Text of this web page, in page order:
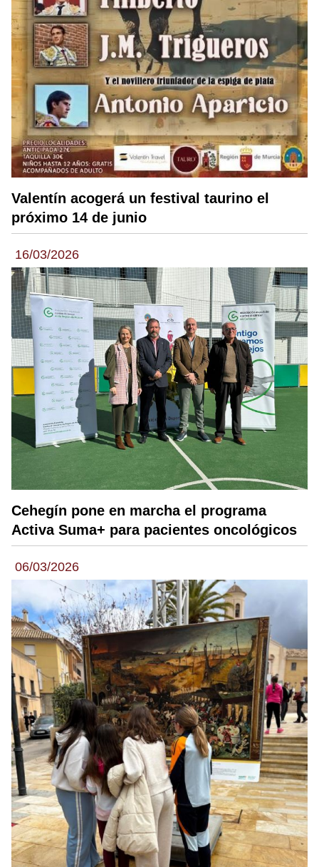
Valentín acogerá un festival taurino el
próximo 14 de junio
16/03/2026
Cehegín pone en marcha el programa
Activa Suma+ para pacientes oncológicos
06/03/2026